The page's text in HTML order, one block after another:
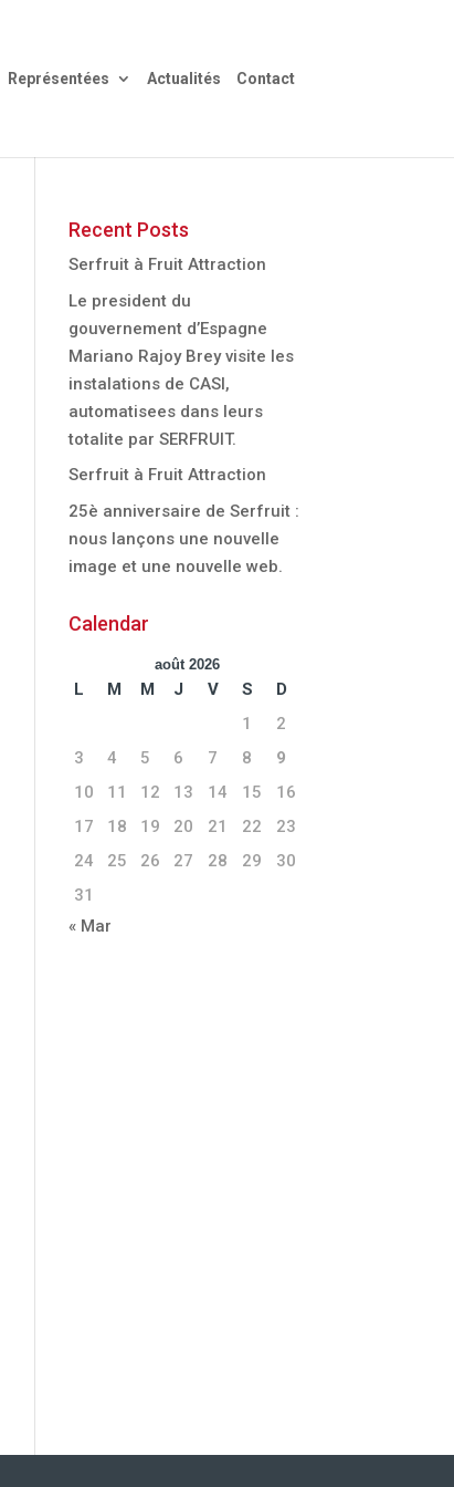
Représentées Actualités Contact
Recent Posts
Serfruit à Fruit Attraction
Le president du
gouvernement d’Espagne
Mariano Rajoy Brey visite les
instalations de CASI,
automatisees dans leurs
totalite par SERFRUIT.
Serfruit à Fruit Attraction
25è anniversaire de Serfruit :
nous lançons une nouvelle
image et une nouvelle web.
Calendar
août 2026
L M M J V S
D
1
2
3
4 5 6 7 8
9
10
11 12 13 14 15
16
17
18 19 20 21 22
23
24
25 26 27 28 29
30
31
« Mar